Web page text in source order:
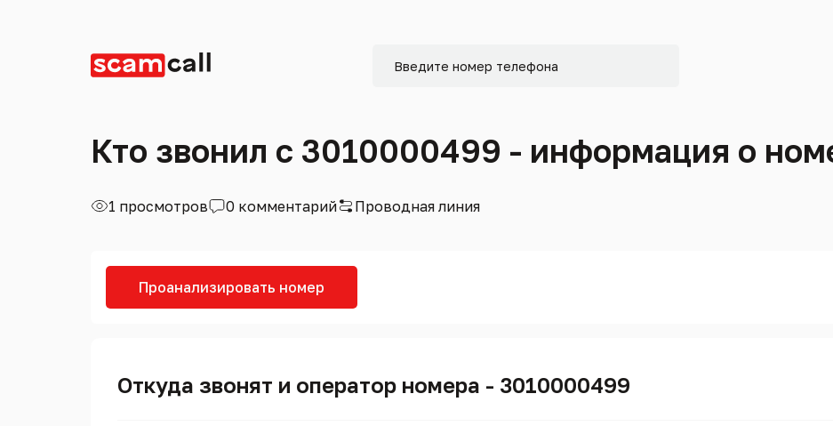
Кто звонил с 3010000499 - информация о
1 просмотров 0 комментарий Проводная линия
Проанализировать номер
Откуда звонят и оператор номера - 3010000499